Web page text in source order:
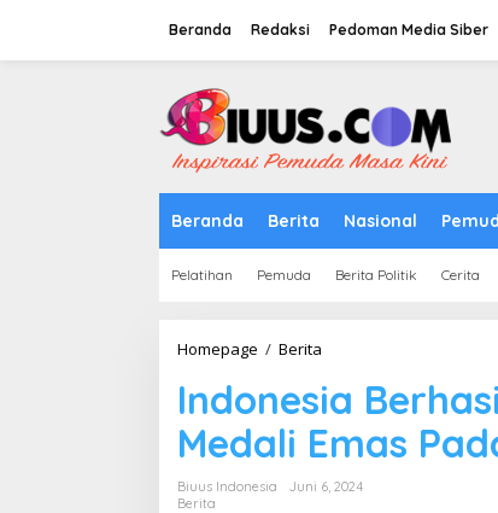
Beranda Redaksi Pedoman Media Siber
Beranda Berita Nasional
Pelatihan Pemuda Berita Politik Cerita
Homepage / Berita
Capai
Target
Raih
Dua
Medali
Emas
Indonesia
Medali Emas
Biuus Indonesia
Juni 6, 2024
Berita